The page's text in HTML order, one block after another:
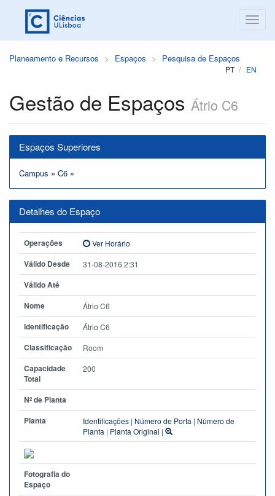
Planeamento e Recursos Espaços Pesquisa de Espaços
PT EN
Gestão de Espaços Átrio C6
Espaços Superiores
Campus » C6 »
Detalhes do Espaço
Operações Ver Horário
Válido Desde 31-08-2016 2:31
Válido Até
Nome
Átrio C6
Identificação Átrio C6
Classificação Room
Capacidade
Total
200
Nº de Planta
Planta
Identificações | Número de Porta | Número de
Planta | Planta Original |
Fotografia do
Espaço